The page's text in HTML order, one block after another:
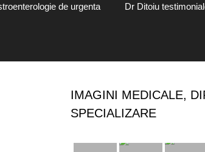
de urgenta Dr Ditoiu
IMAGINI MEDICALE,
SPECIALIZARE